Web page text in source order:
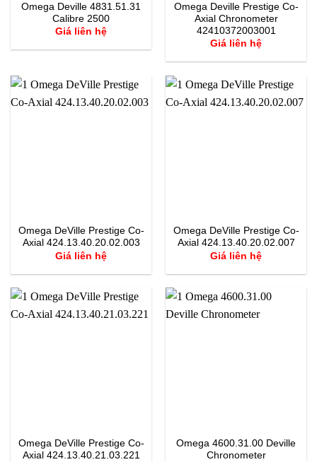
Omega Deville 4831.51.31
Calibre 2500
Giá liên hệ
Omega Deville Prestige Co-
Axial Chronometer
42410372003001
Giá liên hệ
Omega DeVille Prestige Co-
Axial 424.13.40.20.02.003
Giá liên hệ
Omega DeVille Prestige Co-
Axial 424.13.40.20.02.007
Giá liên hệ
Omega DeVille Prestige Co-
Axial 424.13.40.21.03.221
Omega 4600.31.00 Deville
Chronometer